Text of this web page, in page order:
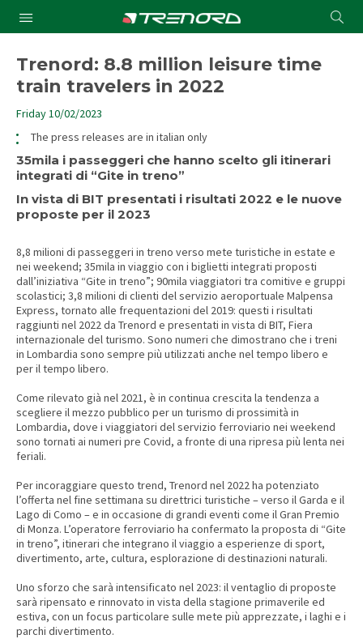
Submit
Trenord: 8.8 million leisure time
train travelers in 2022
Friday 10/02/2023
The press releases are in italian only
35mila i passeggeri che hanno scelto gli itinerari
integrati di “Gite in treno”
In vista di BIT presentati i risultati 2022 e le nuove
proposte per il 2023
8,8 milioni di passeggeri in treno verso mete turistiche in estate e
nei weekend; 35mila in viaggio con i biglietti integrati proposti
dall’iniziativa “Gite in treno”; 90mila viaggiatori tra comitive e gruppi
scolastici; 3,8 milioni di clienti del servizio aeroportuale Malpensa
Express, tornato alle frequentazioni del 2019: questi i risultati
raggiunti nel 2022 da Trenord e presentati in vista di BIT, Fiera
internazionale del turismo. Sono numeri che dimostrano che i treni
in Lombardia sono sempre più utilizzati anche nel tempo libero e
per il tempo libero.
Come rilevato già nel 2021, è in continua crescita la tendenza a
scegliere il mezzo pubblico per un turismo di prossimità in
Lombardia, dove i viaggiatori del servizio ferroviario nei weekend
sono tornati ai numeri pre Covid, a fronte di una ripresa più lenta nei
feriali.
Per incoraggiare questo trend, Trenord nel 2022 ha potenziato
l’offerta nel fine settimana su direttrici turistiche – verso il Garda e il
Lago di Como – e in occasione di grandi eventi come il Gran Premio
di Monza. L’operatore ferroviario ha confermato la proposta di “Gite
in treno”, itinerari che integrano il viaggio a esperienze di sport,
divertimento, arte, cultura, esplorazione di destinazioni naturali.
Uno sforzo che sarà intensificato nel 2023: il ventaglio di proposte
sarà ripensato e rinnovato in vista della stagione primaverile ed
estiva, con un focus particolare sulle mete più apprezzate, i laghi e i
parchi divertimento.